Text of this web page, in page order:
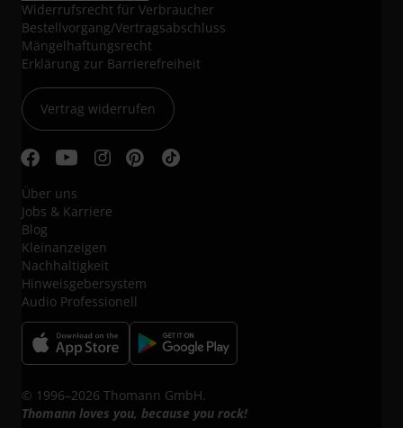
Widerrufsrecht für Verbraucher
Bestellvorgang/Vertragsabschluss
Mängelhaftungsrecht
Erklärung zur Barrierefreiheit
Vertrag widerrufen
Über uns
Jobs & Karriere
Blog
Kleinanzeigen
Nachhaltigkeit
Hinweisgebersystem
Audio Professionell
© 1996–2026 Thomann GmbH.
Thomann loves you, because you rock!